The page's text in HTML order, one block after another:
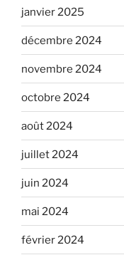
janvier 2025
décembre 2024
novembre 2024
octobre 2024
août 2024
juillet 2024
juin 2024
mai 2024
février 2024